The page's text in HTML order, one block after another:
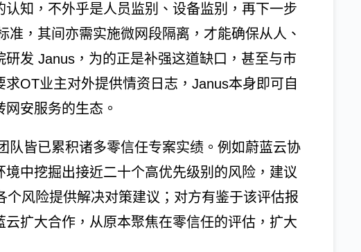
知，不外乎是人员监别、设备监别，再下一步
准，其间亦需实施微网段隔离，才能确保从人、
发 Janus，为的正是补强这道缺口，甚至与市
OT业主对外提供情资日志，Janus本身即可自
安服务的生态。
队皆已累积诸多零信任专案实绩。例如蔚蓝云协
中挖掘出接近二十个高优先级别的风险，建议
风险提供解决对策建议；对方有鉴于该评估报
扩大合作，从原本聚焦在零信任的评估，扩大